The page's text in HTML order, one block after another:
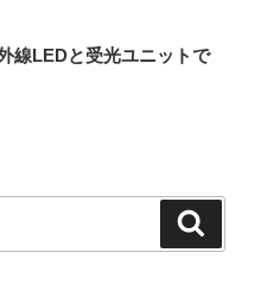
線LEDと受光ユニットで